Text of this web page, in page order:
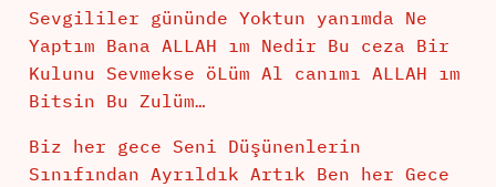
Sevgililer gününde Yoktun yanımda Ne
Yaptım Bana ALLAH ım Nedir Bu ceza Bir
Kulunu Sevmekse öLüm Al canımı ALLAH ım
Bitsin Bu Zulüm…
Biz her gece Seni Düşünenlerin
Sınıfından Ayrıldık Artık Ben her Gece